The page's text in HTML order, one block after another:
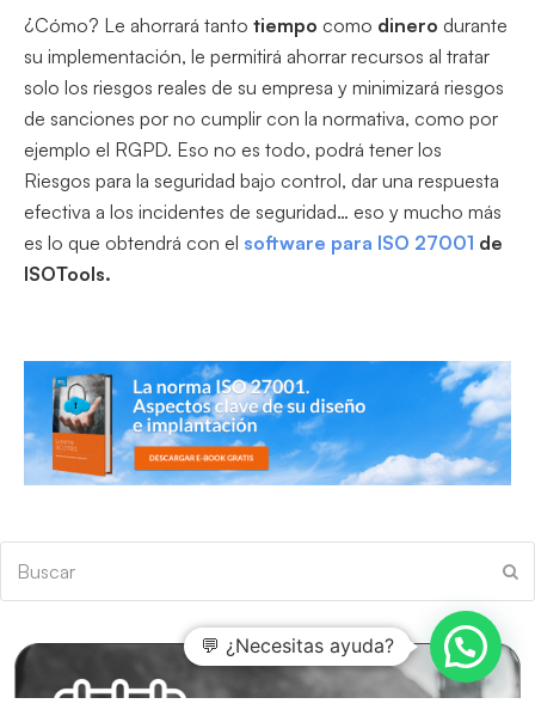
¿Cómo? Le ahorrará tanto tiempo como dinero durante
su implementación, le permitirá ahorrar recursos al tratar
solo los riesgos reales de su empresa y minimizará riesgos
de sanciones por no cumplir con la normativa, como por
ejemplo el RGPD. Eso no es todo, podrá tener los
Riesgos para la seguridad bajo control, dar una respuesta
efectiva a los incidentes de seguridad… eso y mucho más
es lo que obtendrá con el software para ISO 27001 de
ISOTools.
💬 ¿Necesitas ayuda?